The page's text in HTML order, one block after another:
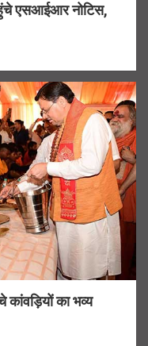
एसआईआर नोटिस,
का भव्य